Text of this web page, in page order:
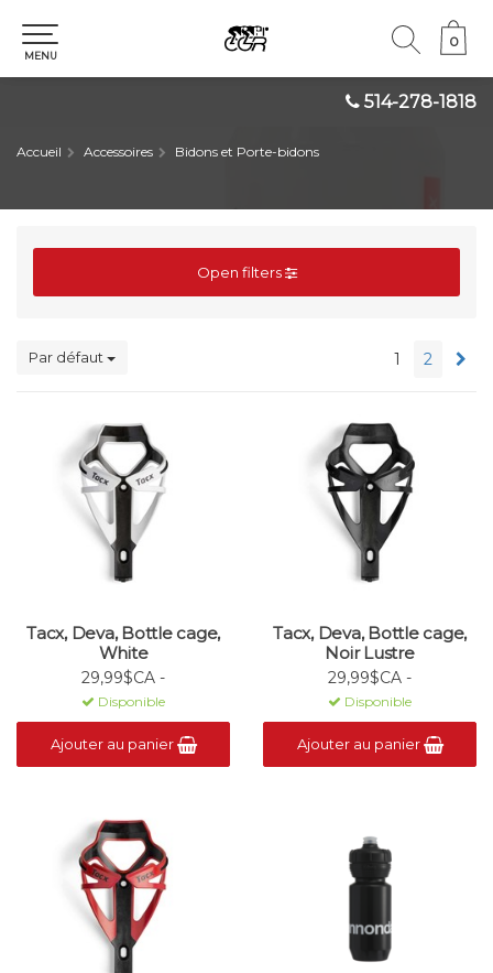
514-278-1818
0
0
MENU
Accueil Accessoires Bidons et Porte-bidons
Open filters
Par défaut 1 2
Tacx, Deva, Bottle cage,
White
29,99$CA -
Disponible
Ajouter au panier
Tacx, Deva, Bottle cage,
Noir Lustre
29,99$CA -
Disponible
Ajouter au panier